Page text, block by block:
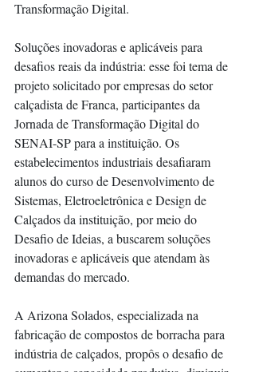
Transformação Digital.
Soluções inovadoras e aplicáveis para
desafios reais da indústria: esse foi tema de
projeto solicitado por empresas do setor
calçadista de Franca, participantes da
Jornada de Transformação Digital do
SENAI-SP para a instituição. Os
estabelecimentos industriais desafiaram
alunos do curso de Desenvolvimento de
Sistemas, Eletroeletrônica e Design de
Calçados da instituição, por meio do
Desafio de Ideias, a buscarem soluções
inovadoras e aplicáveis que atendam às
demandas do mercado.
A Arizona Solados, especializada na
fabricação de compostos de borracha para
indústria de calçados, propôs o desafio de